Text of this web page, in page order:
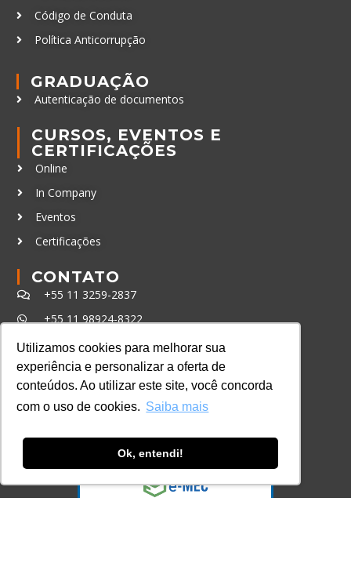
Utilizamos cookies para melhorar sua
experiência e personalizar a oferta de
conteúdos. Ao utilizar este site, você concorda
com o uso de cookies. Saiba mais
Ok, entendi!
Código de Conduta
Política Anticorrupção
GRADUAÇÃO
Autenticação de documentos
CURSOS, EVENTOS E
CERTIFICAÇÕES
Online
In Company
Eventos
Certificações
CONTATO
+55 11 3259-2837
+55 11 98924-8322
contato@lec.com.br
Ferramenta Antifraude
Sistema e-MEC